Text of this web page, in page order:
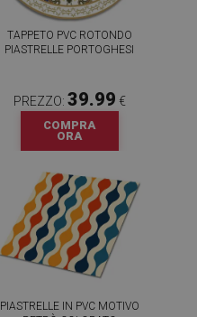
TAPPETO PVC ROTONDO
PIASTRELLE PORTOGHESI
PREZZO: 39.99 €
COMPRA
ORA
PIASTRELLE IN PVC MOTIVO